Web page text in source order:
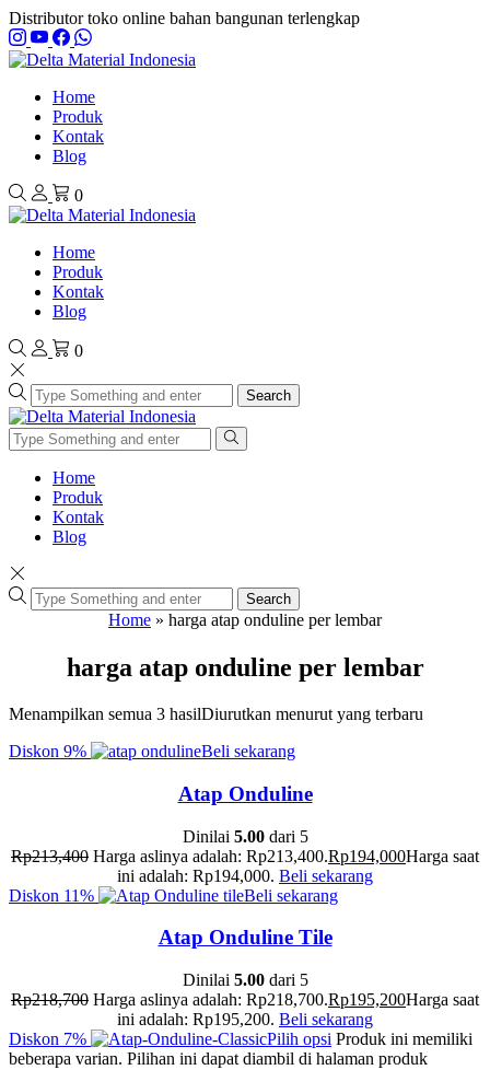
Distributor toko online bahan bangunan terlengkap
Home
Produk
Kontak
Blog
0
Home
Produk
Kontak
Blog
0
Search
Home
Produk
Kontak
Blog
Search
Home » harga atap onduline per lembar
harga atap onduline per lembar
Menampilkan semua 3 hasilDiurutkan menurut yang terbaru
Diskon 9% Beli sekarang
Atap Onduline
Dinilai 5.00dari 5
Rp213,400 Harga aslinya adalah: Rp213,400.Rp194,000Harga saat
ini adalah: Rp194,000. Beli sekarang
Diskon 11% Beli sekarang
Atap Onduline Tile
Dinilai 5.00dari 5
Rp218,700 Harga aslinya adalah: Rp218,700.Rp195,200Harga saat
ini adalah: Rp195,200. Beli sekarang
Diskon 7% Pilih opsi Produk ini memiliki
beberapa varian. Pilihan ini dapat diambil di halaman produk